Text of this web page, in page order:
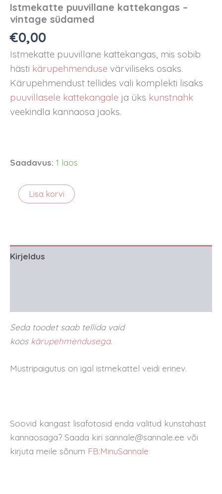
Istmekatte puuvillane kattekangas –
vintage südamed
€0,00
Istmekatte puuvillane kattekangas, mis sobib
hästi kärupehmenduse värviliseks osaks.
Kärupehmendust tellides vali komplekti lisaks
puuvillasele kattekangale ja üks kunstnahk
veekindla kannaosa jaoks.
Saadavus: 1 laos
Istmekatte
puuvillane
kogus
Lisa korvi
Kirjeldus
Seda toodet saab tellida vaid
koos kärupehmendusega.
Mustripaigutus on igal istmekattel veidi erinev.
Soovid kangast lisafotosid enda valitud kunstahast
kannaosaga? Saada kiri sannale@sannale.ee või
kirjuta meile sõnum FB:MinuSannale